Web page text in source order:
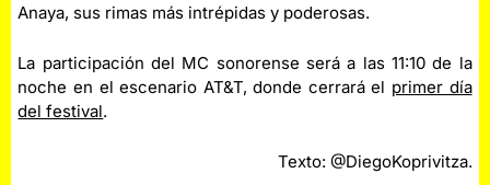
Anaya, sus rimas más intrépidas y poderosas.
La participación del MC sonorense será a las 11:10 de la
noche en el escenario AT&T, donde cerrará el primer día
del festival.
Texto: @DiegoKoprivitza.